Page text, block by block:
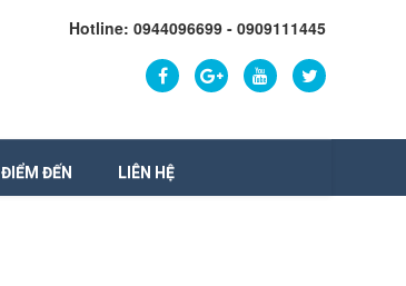
Hotline: 0944096699 - 0909111445
ĐIỂM ĐẾN LIÊN HỆ